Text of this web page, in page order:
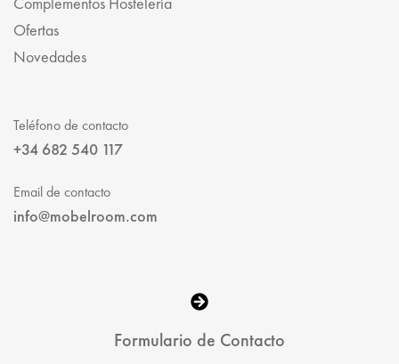
Ofertas
Novedades
Teléfono de contacto
+34 682 540 117
Email de contacto
info@mobelroom.com
Formulario de Contacto